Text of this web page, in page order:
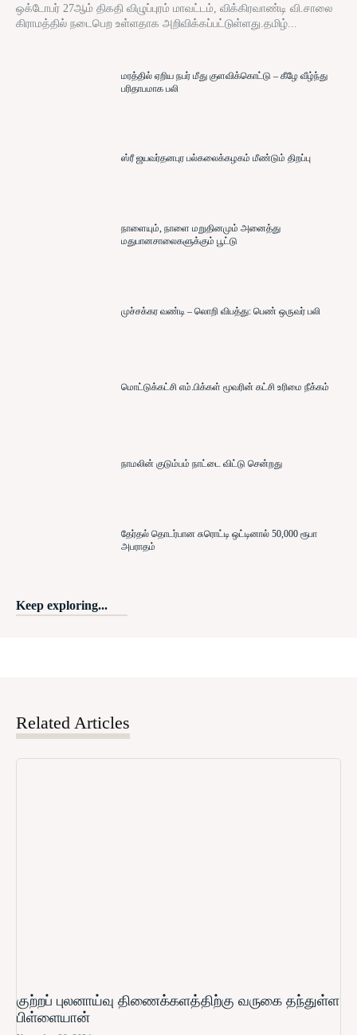
ஒக்டோபர் 27ஆம் திகதி விழுப்புரம் மாவட்டம், விக்கிரவாண்டி வி.சாலை
கிராமத்தில் நடைபெற உள்ளதாக அறிவிக்கப்பட்டுள்ளது.தமிழ்...
மரத்தில் ஏறிய நபர் மீது குளவிக்கொட்டு – கீழே வீழ்ந்து
பரிதாபமாக பலி
ஸ்ரீ ஜயவர்தனபுர பல்கலைக்கழகம் மீண்டும் திறப்பு
நாளையும், நாளை மறுதினமும் அனைத்து
மதுபானசாலைகளுக்கும் பூட்டு
முச்சக்கர வண்டி – லொறி விபத்து: பெண் ஒருவர் பலி
மொட்டுக்கட்சி எம்.பிக்கள் மூவரின் கட்சி உரிமை நீக்கம்
நாமலின் குடும்பம் நாட்டை விட்டு சென்றது
தேர்தல் தொடர்பான சுரொட்டி ஒட்டினால் 50,000 ரூபா
அபராதம்
Keep exploring...
Related Articles
குற்றப் புலனாய்வு திணைக்களத்திற்கு வருகை தந்துள்ள
பிள்ளையான்